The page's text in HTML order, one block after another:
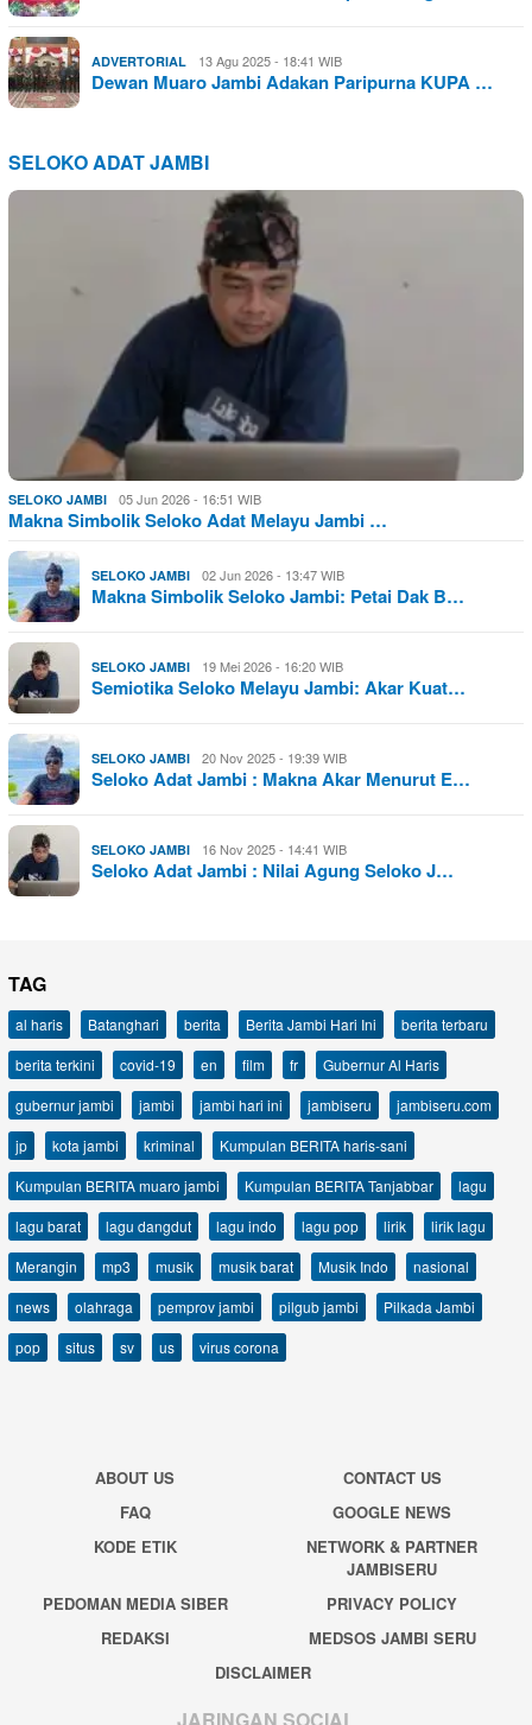
ADVERTORIAL 13 Agu 2025 - 18:41 WIB
Dewan Muaro Jambi Adakan Paripurna KUPA …
SELOKO ADAT JAMBI
SELOKO JAMBI 05 Jun 2026 - 16:51 WIB
Makna Simbolik Seloko Adat Melayu Jambi …
SELOKO JAMBI 02 Jun 2026 - 13:47 WIB
Makna Simbolik Seloko Jambi: Petai Dak B…
SELOKO JAMBI 19 Mei 2026 - 16:20 WIB
Semiotika Seloko Melayu Jambi: Akar Kuat…
SELOKO JAMBI 20 Nov 2025 - 19:39 WIB
Seloko Adat Jambi : Makna Akar Menurut E…
SELOKO JAMBI 16 Nov 2025 - 14:41 WIB
Seloko Adat Jambi : Nilai Agung Seloko J…
TAG
al haris Batanghari berita Berita Jambi Hari Ini
berita terbaru
berita terkini
covid-19 en film fr
Gubernur Al Haris
gubernur jambi
jambi jambi hari ini jambiseru
jambiseru.com
jp
kota jambi kriminal
Kumpulan BERITA haris-sani
Kumpulan BERITA muaro jambi
Kumpulan BERITA Tanjabbar
lagu
lagu barat
lagu dangdut lagu indo lagu pop lirik
lirik lagu
Merangin
mp3 musik musik barat Musik Indo
nasional
news
olahraga pemprov jambi pilgub jambi
Pilkada Jambi
pop
situs sv us virus corona
ABOUT US
CONTACT US
FAQ
GOOGLE NEWS
KODE ETIK
NETWORK & PARTNER
JAMBISERU
PEDOMAN MEDIA SIBER
PRIVACY POLICY
REDAKSI
MEDSOS JAMBI SERU
DISCLAIMER